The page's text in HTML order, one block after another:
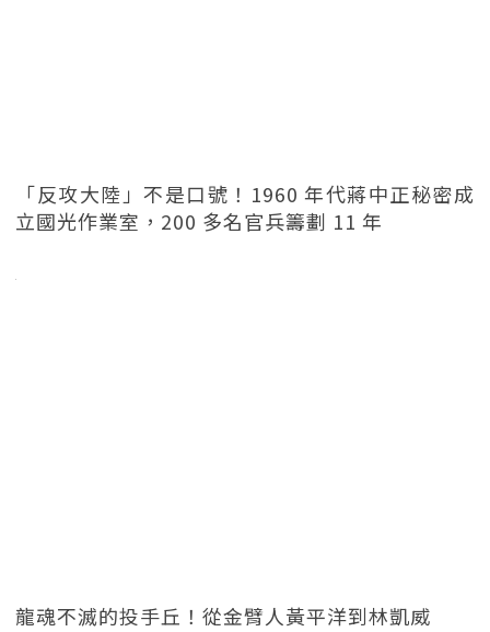
「反攻大陸」不是口號！1960 年代蔣中正秘密成
立國光作業室，200 多名官兵籌劃 11 年
龍魂不滅的投手丘！從金臂人黃平洋到林凱威